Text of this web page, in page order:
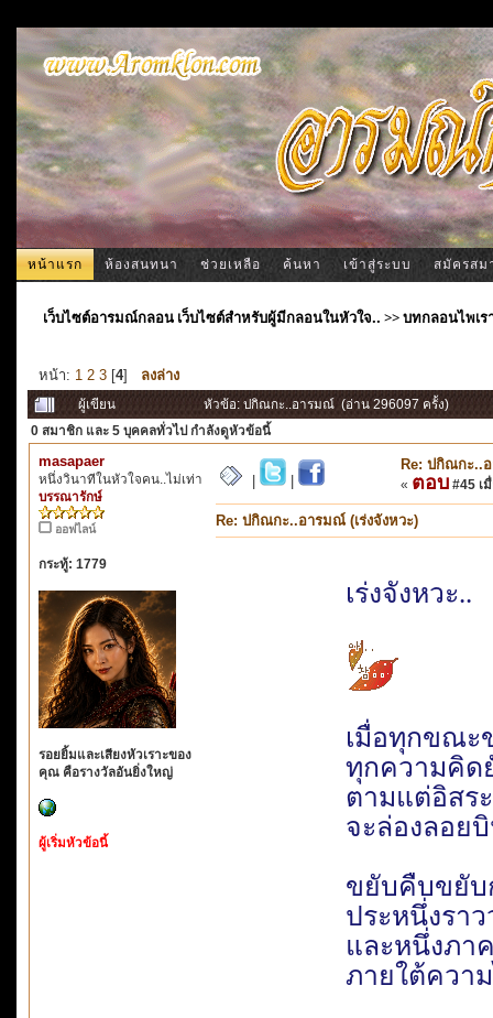
หน้าแรก ห้องสนทนา ช่วยเหลือ ค้นหา เข้าสู่ระบบ สมัครสม
เว็บไซต์อารมณ์กลอน เว็บไซต์สำหรับผู้มีกลอนในหัวใจ.. >>บทกลอนไพเร
หน้า: 1 2 3 [4] ลงล่าง
ผู้เขียน
หัวข้อ: ปกิณกะ..อารมณ์ (อ่าน 296097 ครั้ง)
0 สมาชิก และ 5 บุคคลทั่วไป กำลังดูหัวข้อนี้
masapaer
หนึ่งวินาทีในหัวใจคน..ไม่เท่า
บรรณารักษ์
ออฟไลน์
กระทู้: 1779
รอยยิ้มและเสียงหัวเราะของ
คุณ คือรางวัลอันยิ่งใหญ่
ผู้เริ่มหัวข้อนี้
Re: ปกิณกะ..
« ตอบ #45 เ
Re: ปกิณกะ..อารมณ์ (เร่งจังหวะ)
เร่งจังหวะ..
เมื่อทุกขณะ
ทุกความคิด
ตามแต่อิสร
จะล่องลอย
ขยับคืบขยับ
ประหนึ่งรา
และหนึ่งภา
ภายใต้ควา